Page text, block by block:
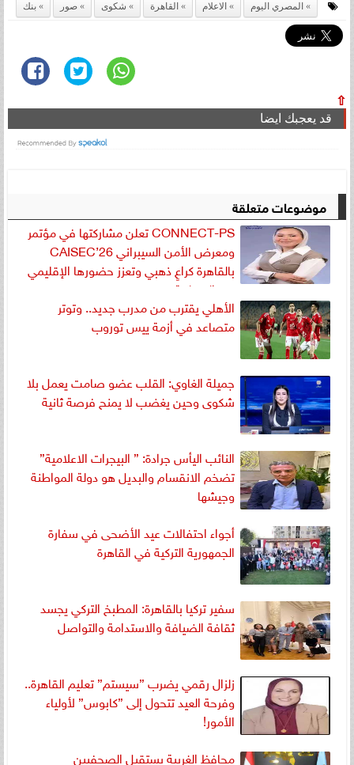
المصري اليوم الاعلام القاهرة شكوى صور بنك
⇧
قد يعجبك ايضا
موضوعات متعلقة
CONNECT-PS تعلن مشاركتها في مؤتمر
ومعرض الأمن السيبراني CAISEC’26
بالقاهرة كراعٍ ذهبي وتعزز حضورها الإقليمي
في المنطقة
الأهلي يقترب من مدرب جديد.. وتوتر
متصاعد في أزمة ييس توروب
جميلة الغاوي: القلب عضو صامت يعمل بلا
شكوى وحين يغضب لا يمنح فرصة ثانية
النائب اليأس جرادة: ” البيجرات الاعلامية”
تضخم الانقسام والبديل هو دولة المواطنة
وجيشها
أجواء احتفالات عيد الأضحى في سفارة
الجمهورية التركية في القاهرة
سفير تركيا بالقاهرة: المطبخ التركي يجسد
ثقافة الضيافة والاستدامة والتواصل
زلزال رقمي يضرب ”سيستم” تعليم القاهرة..
وفرحة العيد تتحول إلى ”كابوس” لأولياء
الأمور!
محافظ الغربية يستقبل الصحفيين